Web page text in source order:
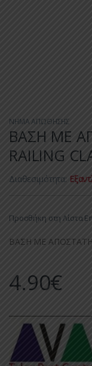
ΝΗΜΑ ΑΠΩΘΗΣΗΣ
ΒΑΣΗ ΜΕ
RAILING
Διαθεσιμότητα:
Προσθήκη στη Λίστα
ΒΑΣΗ ΜΕ ΑΠΟΣΤΑΤΗ
4.90€